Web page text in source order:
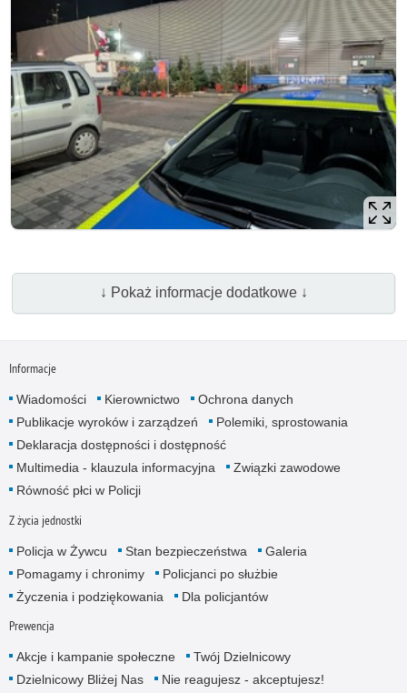
↓ Pokaż informacje dodatkowe ↓
Informacje
Wiadomości Kierownictwo
Ochrona danych
Publikacje wyroków i zarządzeń
Polemiki, sprostowania
Deklaracja dostępności i dostępność
Multimedia - klauzula informacyjna
Związki zawodowe
Równość płci w Policji
Z życia jednostki
Policja w Żywcu Stan bezpieczeństwa
Galeria
Pomagamy i chronimy
Policjanci po służbie
Życzenia i podziękowania
Dla policjantów
Prewencja
Akcje i kampanie społeczne
Twój Dzielnicowy
Dzielnicowy Bliżej Nas
Nie reagujesz - akceptujesz!